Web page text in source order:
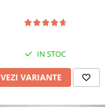
IN STOC
VEZI VARIANTE